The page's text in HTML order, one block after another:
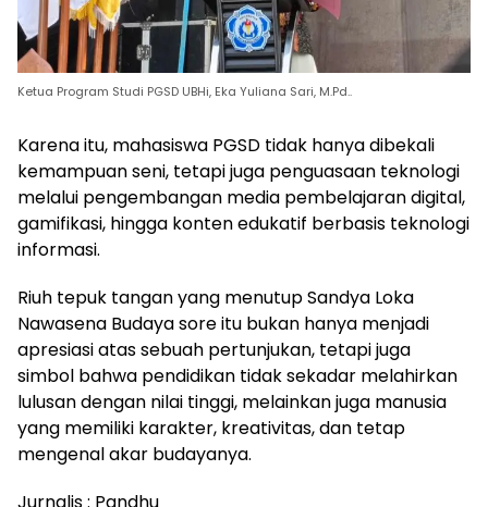
Ketua Program Studi PGSD UBHi, Eka Yuliana Sari, M.Pd..
Karena itu, mahasiswa PGSD tidak hanya dibekali
kemampuan seni, tetapi juga penguasaan teknologi
melalui pengembangan media pembelajaran digital,
gamifikasi, hingga konten edukatif berbasis teknologi
informasi.
Riuh tepuk tangan yang menutup Sandya Loka
Nawasena Budaya sore itu bukan hanya menjadi
apresiasi atas sebuah pertunjukan, tetapi juga
simbol bahwa pendidikan tidak sekadar melahirkan
lulusan dengan nilai tinggi, melainkan juga manusia
yang memiliki karakter, kreativitas, dan tetap
mengenal akar budayanya.